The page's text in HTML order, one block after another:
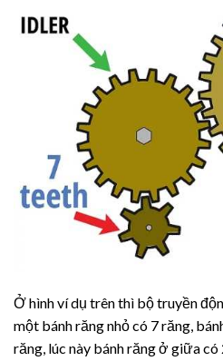
Ở hình ví dụ trên thì bộ truyền
một bánh răng nhỏ có 7 răng,
răng, lúc này bánh răng ở giữa